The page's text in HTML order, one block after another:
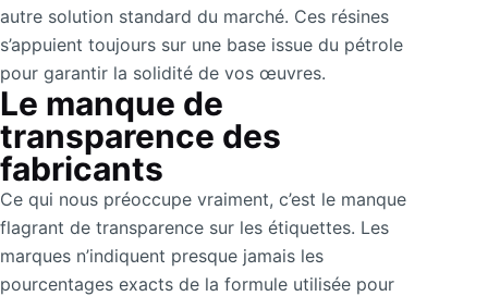
autre solution standard du marché. Ces résines
s’appuient toujours sur une base issue du pétrole
pour garantir la solidité de vos œuvres.
Le manque de
transparence des
fabricants
Ce qui nous préoccupe vraiment, c’est le manque
flagrant de transparence sur les étiquettes. Les
marques n’indiquent presque jamais les
pourcentages exacts de la formule utilisée pour